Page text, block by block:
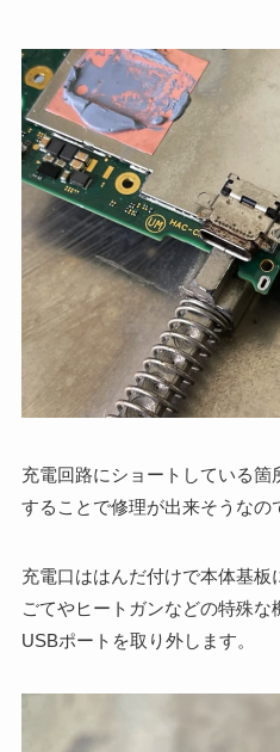
充電回路にショートしている
することで修理が出来そうなの
充電口ははんだ付けで本体基
ごてやヒートガンなどの特殊
USBポートを取り外します。